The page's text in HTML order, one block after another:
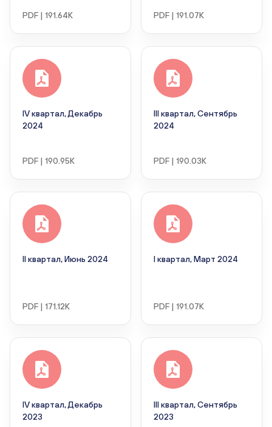
PDF | 191.64K PDF | 191.07K
IV квартал, Декабрь
2024
PDF | 190.95K
III квартал, Сентябрь
2024
PDF | 190.03K
II квартал, Июнь 2024
PDF | 171.12K
I квартал, Март 2024
PDF | 191.07K
IV квартал, Декабрь
2023
III квартал, Сентябрь
2023